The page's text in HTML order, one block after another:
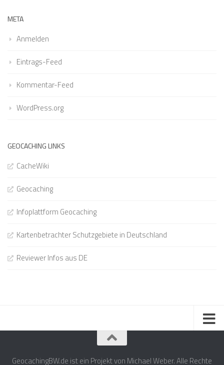
META
Anmelden
Eintrags-Feed
Kommentar-Feed
WordPress.org
GEOCACHING LINKS
CacheWiki
Geocaching
Infoplattform Geocaching
Kartenbetrachter Schutzgebiete in Deutschland
Reviewer Infos aus DE
GeocachingBW.de ist ein Projekt von Michael Weber. Alle Rechte